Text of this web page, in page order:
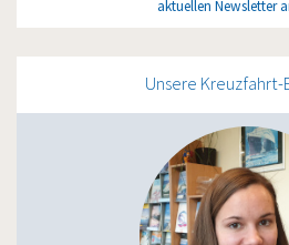
aktuellen Newsletter
Unsere